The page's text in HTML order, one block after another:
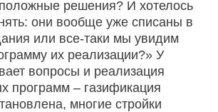
решения? И хотелось
они вообще уже списаны в
или все-таки мы увидим
их реализации?» У
вопросы и реализация
программ – газификация
многие стройки